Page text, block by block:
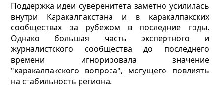
Поддержка идеи суверенитета заметно усилилась
внутри Каракалпакстана и в каракалпакских
сообществах за рубежом в последние годы.
Однако большая часть экспертного и
журналистского сообщества до последнего
времени игнорировала значение
"каракалпакского вопроса", могущего повлиять
на стабильность региона.